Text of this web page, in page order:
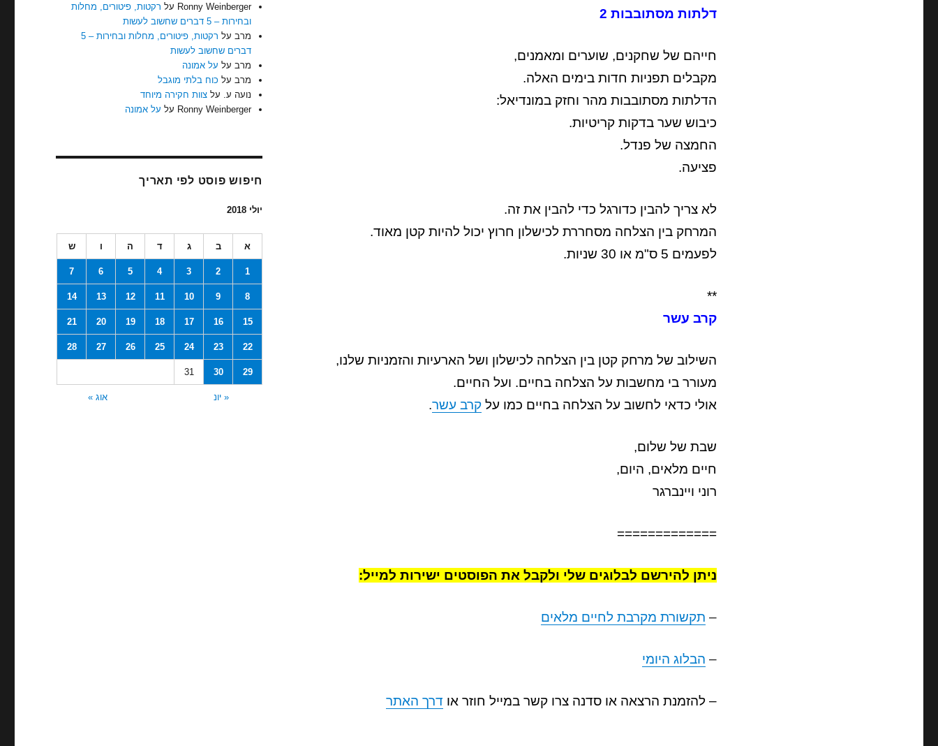
דלתות מסתובבות 2
חייהם של שחקנים, שוערים ומאמנים,
מקבלים תפניות חדות בימים האלה.
הדלתות מסתובבות מהר וחזק במונדיאל:
כיבוש שער בדקות קריטיות.
החמצה של פנדל.
פציעה.
לא צריך להבין כדורגל כדי להבין את זה.
המרחק בין הצלחה מסחררת לכישלון חרוץ יכול להיות קטן מאוד.
לפעמים 5 ס"מ או 30 שניות.
**
קרב עשר
השילוב של מרחק קטן בין הצלחה לכישלון ושל הארעיות והזמניות שלנו,
מעורר בי מחשבות על הצלחה בחיים. ועל החיים.
אולי כדאי לחשוב על הצלחה בחיים כמו על קרב עשר.
שבת של שלום,
חיים מלאים, היום,
רוני ויינברגר
=============
ניתן להירשם לבלוגים שלי ולקבל את הפוסטים ישירות למייל:
– תקשורת מקרבת לחיים מלאים
– הבלוג היומי
– להזמנת הרצאה או סדנה צרו קשר במייל חוזר או דרך האתר
Ronny Weinberger על רקטות, פיטורים, מחלות
ובחירות – 5 דברים שחשוב לעשות
מרב על
רקטות, פיטורים, מחלות ובחירות – 5
דברים שחשוב לעשות
מרב על על אמונה
מרב על כוח בלתי מוגבל
נועה ע. עלצוות חקירה מיוחד
Ronny Weinberger על על אמונה
חיפוש פוסט לפי תאריך
יולי 2018
א ב ג ד ה ו ש
1
2
3
4
5
6
7
8
9
10
11
12
13
14
15
16
17
18
19
20
21
22
23
24
25
26
27
28
29
30
31
« יונ אוג »